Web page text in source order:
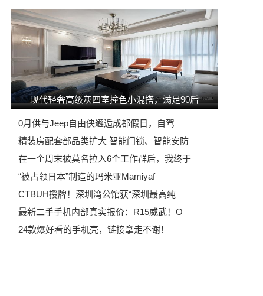
现代轻奢高级灰四室撞色小混搭，满足90后
0月供与Jeep自由侠邂逅成都假日，自驾
精装房配套部品类扩大 智能门锁、智能安防
在一个周末被莫名拉入6个工作群后，我终于
“被占领日本”制造的玛米亚Mamiyaf
CTBUH授牌！深圳湾公馆获“深圳最高纯
最新二手手机内部真实报价：R15威武！O
24款爆好看的手机壳，链接拿走不谢！